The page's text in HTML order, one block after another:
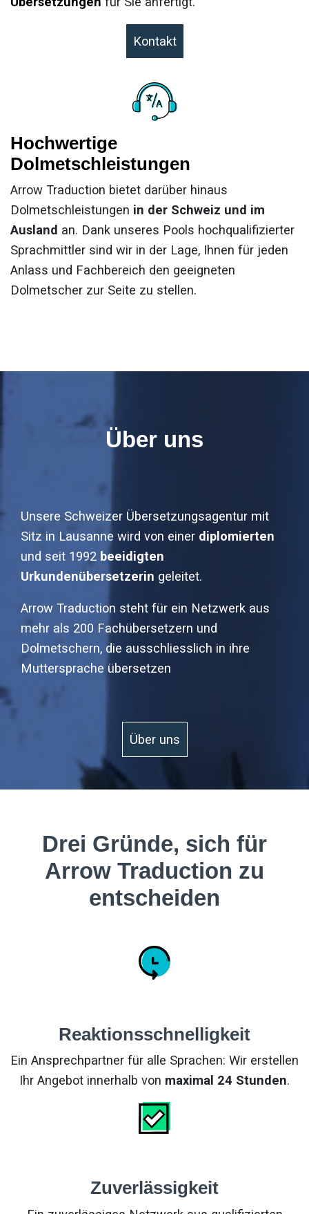
Kontakt
Hochwertige
Dolmetschleistungen
Arrow Traduction bietet darüber hinaus
Dolmetschleistungen in der Schweiz und im
Ausland an. Dank unseres Pools hochqualifizierter
Sprachmittler sind wir in der Lage, Ihnen für jeden
Anlass und Fachbereich den geeigneten
Dolmetscher zur Seite zu stellen.
Über uns
Unsere Schweizer Übersetzungsagentur mit
Sitz in Lausanne wird von einer diplomierten
und seit 1992 beeidigten
Urkundenübersetzerin geleitet.
Arrow Traduction steht für ein Netzwerk aus
mehr als 200 Fachübersetzern und
Dolmetschern, die ausschliesslich in ihre
Muttersprache übersetzen
Über uns
Drei Gründe, sich für
Arrow Traduction zu
entscheiden
Reaktionsschnelligkeit
Ein Ansprechpartner für alle Sprachen: Wir erstellen
Ihr Angebot innerhalb von maximal 24 Stunden.
Zuverlässigkeit